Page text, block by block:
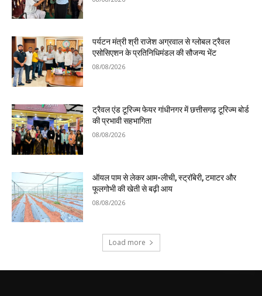
पर्यटन मंत्री श्री राजेश अग्रवाल से ग्लोबल ट्रैवल
एसोसिएशन के प्रतिनिधिमंडल की सौजन्य भेंट
08/08/2026
ट्रैवल एंड टूरिज्म फेयर गांधीनगर में छत्तीसगढ़ टूरिज्म बोर्ड
की प्रभावी सहभागिता
08/08/2026
ऑयल पाम से लेकर आम-लीची, स्ट्रॉबेरी, टमाटर और
फूलगोभी की खेती से बढ़ी आय
08/08/2026
Load more